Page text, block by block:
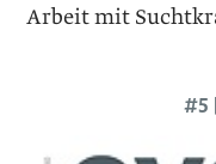
Arbeit mit
#5